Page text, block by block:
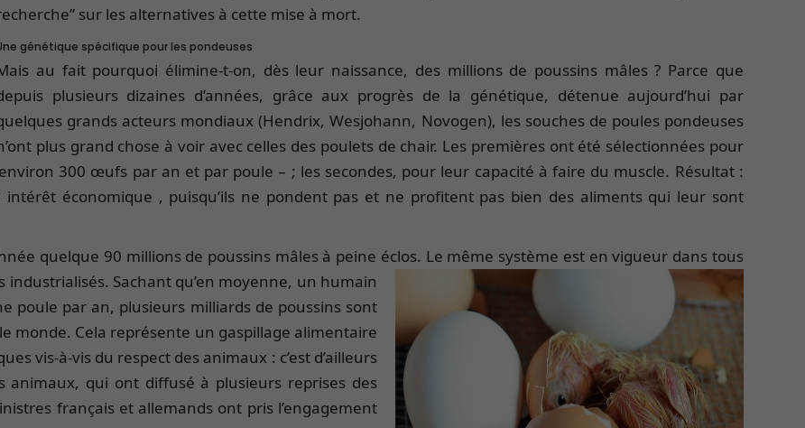
sur les alternatives à cette mise à mort.
génétique spécifique pour les pondeuses
au fait pourquoi élimine-t-on, dès leur naissance, des millions de poussins mâles ? Parce que
plusieurs dizaines d’années, grâce aux progrès de la génétique, détenue aujourd’hui par
grands acteurs mondiaux (Hendrix, Wesjohann, Novogen), les souches de poules pondeuses
plus grand chose à voir avec celles des poulets de chair. Les premières ont été sélectionnées pour
300 œufs par an et par poule – ; les secondes, pour leur capacité à faire du muscle. Résultat :
intérêt économique , puisqu’ils ne pondent pas et ne profitent pas bien des aliments qui leur sont
quelque 90 millions de poussins mâles à peine éclos. Le même système est en vigueur dans tous
industrialisés. Sachant qu’en moyenne, un humain
poule par an, plusieurs milliards de poussins sont
monde. Cela représente un gaspillage alimentaire
vis-à-vis du respect des animaux : c’est d’ailleurs
animaux, qui ont diffusé à plusieurs reprises des
français et allemands ont pris l’engagement